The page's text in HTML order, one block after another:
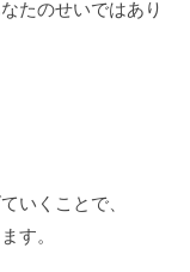
たのせいではあり
いくことで、
す。